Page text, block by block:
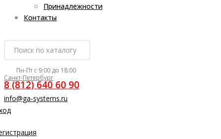
Принадлежности
Контакты
Пн-Пт с 9:00 до 18:00
Санкт-Петербург
8 (812) 640 60 90
info@ga-systems.ru